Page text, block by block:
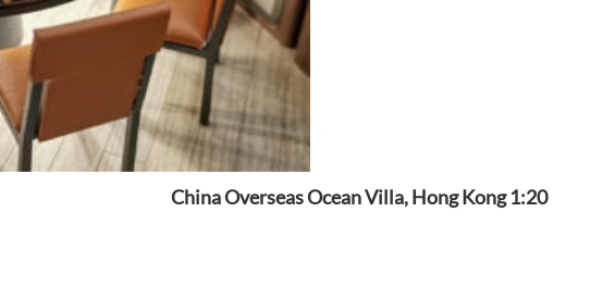
China Overseas Ocean Villa, Hong Kong 1:20